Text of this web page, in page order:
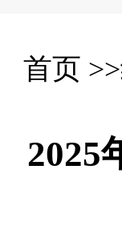
首页 >>
2025